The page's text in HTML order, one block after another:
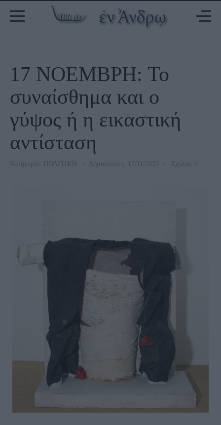
17 ΝΟΕΜΒΡΗ: Το
συναίσθημα και ο
γύψος ή η εικαστική
αντίσταση
Κατηγορία: ΠΟΛΙΤΙΚΗ Δημοσίευση: 17/11/2023 Σχόλια: 0